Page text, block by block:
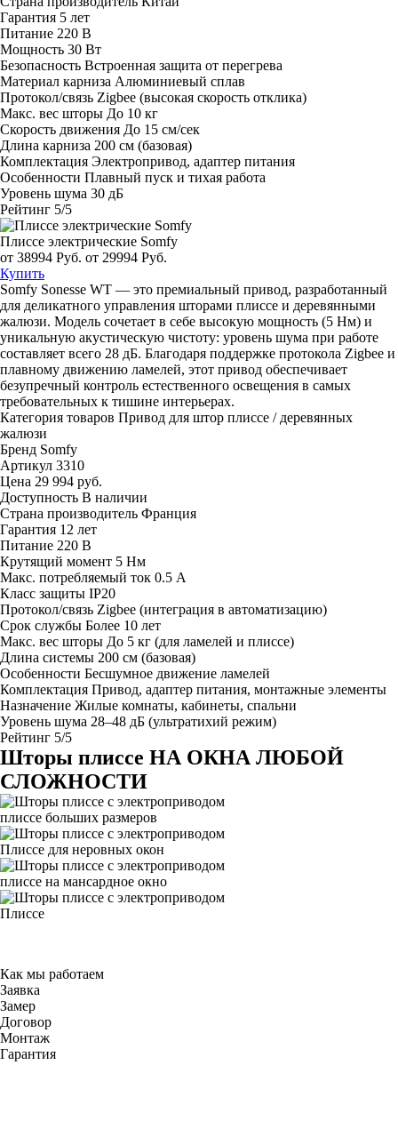
Гарантия 5 лет
Питание 220 В
Мощность 30 Вт
Безопасность Встроенная защита от перегрева
Материал карниза Алюминиевый сплав
Протокол/связь Zigbee (высокая скорость отклика)
Макс. вес шторы До 10 кг
Скорость движения До 15 см/сек
Длина карниза 200 см (базовая)
Комплектация Электропривод, адаптер питания
Особенности Плавный пуск и тихая работа
Уровень шума 30 дБ
Рейтинг 5/5
Плиссе электрические Somfy
от 38994 Руб. от 29994 Руб.
Купить
Somfy Sonesse WT — это премиальный привод, разработанный
для деликатного управления шторами плиссе и деревянными
жалюзи. Модель сочетает в себе высокую мощность (5 Нм) и
уникальную акустическую чистоту: уровень шума при работе
составляет всего 28 дБ. Благодаря поддержке протокола Zigbee и
плавному движению ламелей, этот привод обеспечивает
безупречный контроль естественного освещения в самых
требовательных к тишине интерьерах.
Категория товаров Привод для штор плиссе / деревянных
жалюзи
Бренд Somfy
Артикул 3310
Цена 29 994 руб.
Доступность В наличии
Страна производитель Франция
Гарантия 12 лет
Питание 220 В
Крутящий момент 5 Нм
Макс. потребляемый ток 0.5 А
Класс защиты IP20
Протокол/связь Zigbee (интеграция в автоматизацию)
Срок службы Более 10 лет
Макс. вес шторы До 5 кг (для ламелей и плиссе)
Длина системы 200 см (базовая)
Особенности Бесшумное движение ламелей
Комплектация Привод, адаптер питания, монтажные элементы
Назначение Жилые комнаты, кабинеты, спальни
Уровень шума 28–48 дБ (ультратихий режим)
Рейтинг 5/5
Шторы плиссе НА ОКНА ЛЮБОЙ
СЛОЖНОСТИ
плиссе больших размеров
Плиссе для неровных окон
плиссе на мансардное окно
Плиссе
Как мы работаем
Заявка
Замер
Договор
Монтаж
Гарантия